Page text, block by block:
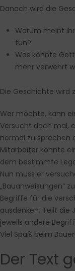
Danach wird die
Warum meint
tun?
Was könnte
mehr verwehrt
Die Geschichte wird
Wer möchte, kann
Versucht doch mal,
normal zu sprechen
Mitarbeiter könnte
dem bestimmte
Nun muss er
„Bauanweisungen“
Begriffe für die
ausdenken. Teilt die
jeweils andere
Viel Spaß beim
Der Text